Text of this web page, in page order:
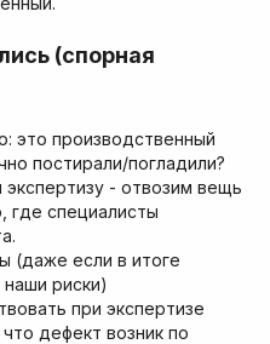
(спорная
это производственный
постирали/погладили?
- отвозим вещь
где специалисты
(даже если в итоге
риски)
при экспертизе
дефект возник по